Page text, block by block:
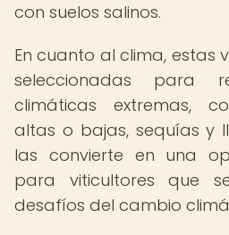
con suelos salinos.
En cuanto al clima, estas
seleccionadas para
climáticas extremas,
altas o bajas, sequías y
las convierte en una
para viticultores que
desafíos del cambio